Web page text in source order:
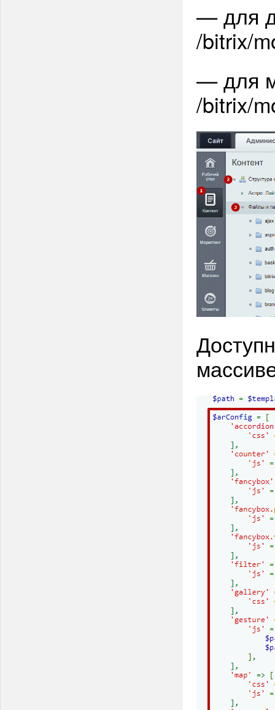
— для
/bitrix/
— для
/bitrix/